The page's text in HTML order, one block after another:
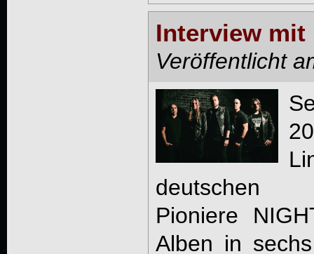
Interview mit
Veröffentlicht
deutschen
Pioniere
Alben in